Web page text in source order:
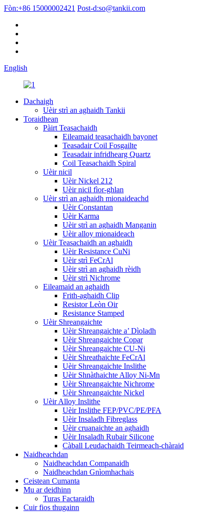
Fòn:+86 15000002421 Post-d:so@tankii.com
English
Dachaigh
Uèir strì an aghaidh Tankii
Toraidhean
Pàirt Teasachaidh
Eileamaid teasachaidh bayonet
Teasadair Coil Fosgailte
Teasadair infridhearg Quartz
Coil Teasachaidh Spiral
Uèir nicil
Uèir Nickel 212
Uèir nicil fìor-ghlan
Uèir strì an aghaidh mionaideachd
Uèir Constantan
Uèir Karma
Uèir strì an aghaidh Manganin
Uèir alloy mionaideach
Uèir Teasachaidh an aghaidh
Uèir Resistance CuNi
Uèir strì FeCrAl
Uèir strì an aghaidh rèidh
Uèir strì Nichrome
Eileamaid an aghaidh
Frith-aghaidh Clip
Resistor Leòn Oir
Resistance Stamped
Uèir Shreangaichte
Uèir Shreangaichte a’ Dìoladh
Uèir Shreangaichte Copar
Uèir Shreangaichte CU-Ni
Uèir Shreathaichte FeCrAl
Uèir Shreangaichte Inslithe
Uèir Shnàthaichte Alloy Ni-Mn
Uèir Shreangaichte Nichrome
Uèir Shreangaichte Nickel
Uèir Alloy Inslithe
Uèir Inslithe FEP/PVC/PE/PFA
Uèir Insaladh Fibreglass
Uèir cruanaichte an aghaidh
Uèir Insaladh Rubair Silicone
Càball Leudachaidh Teirmeach-chàraid
Naidheachdan
Naidheachdan Companaidh
Naidheachdan Gnìomhachais
Ceistean Cumanta
Mu ar deidhinn
Turas Factaraidh
Cuir fios thugainn